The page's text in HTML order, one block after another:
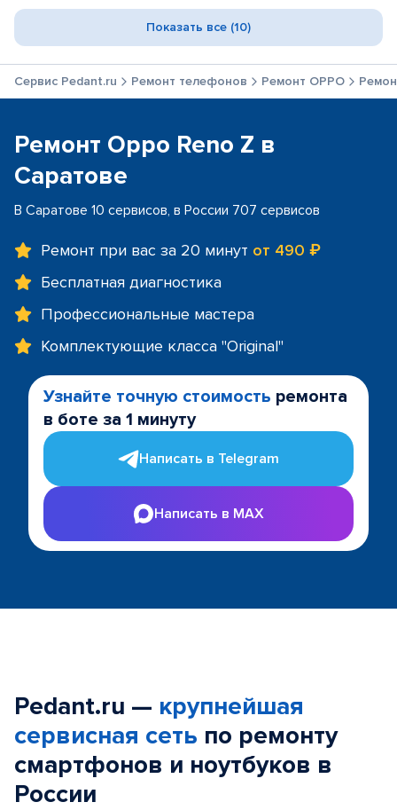
Показать все (10)
Сервис Pedant.ru Ремонт телефонов Ремонт OPPO
Ремонт Oppo Reno Z в
Саратове
В Саратове 10 сервисов, в России 707 сервисов
Ремонт при вас за 20 минут от 490 ₽
Бесплатная диагностика
Профессиональные мастера
Комплектующие класса "Original"
Узнайте точную стоимость ремонта
в боте за 1 минуту
Написать в Telegram
Написать в MAX
Pedant.ru — крупнейшая
сервисная сеть по ремонту
смартфонов и ноутбуков в
России